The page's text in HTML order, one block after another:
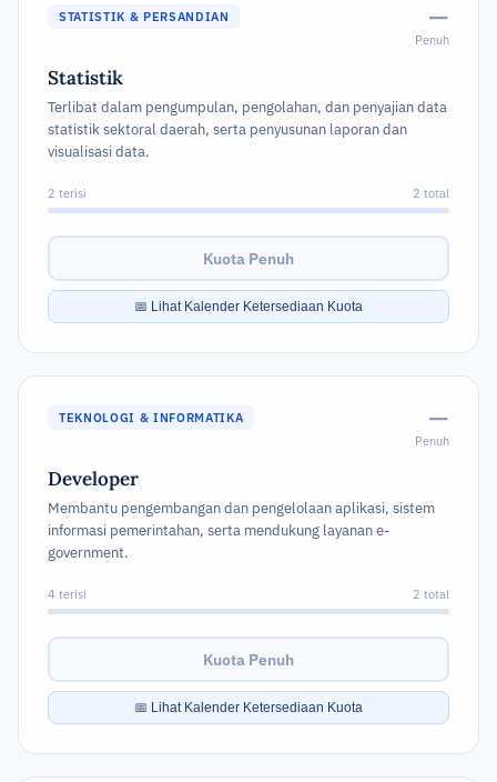
STATISTIK & PERSANDIAN —
Penuh
Statistik
Terlibat dalam pengumpulan, pengolahan, dan penyajian data
statistik sektoral daerah, serta penyusunan laporan dan
visualisasi data.
2 terisi 2 total
Kuota Penuh
📅 Lihat Kalender Ketersediaan Kuota
TEKNOLOGI & INFORMATIKA —
Penuh
Developer
Membantu pengembangan dan pengelolaan aplikasi, sistem
informasi pemerintahan, serta mendukung layanan e-
government.
4 terisi 2 total
Kuota Penuh
📅 Lihat Kalender Ketersediaan Kuota